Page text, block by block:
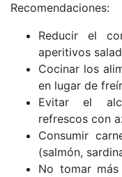
Recomendaciones:
Reducir el
aperitivos
Cocinar los
en lugar de
Evitar el
refrescos con
Consumir
(salmón,
No tomar